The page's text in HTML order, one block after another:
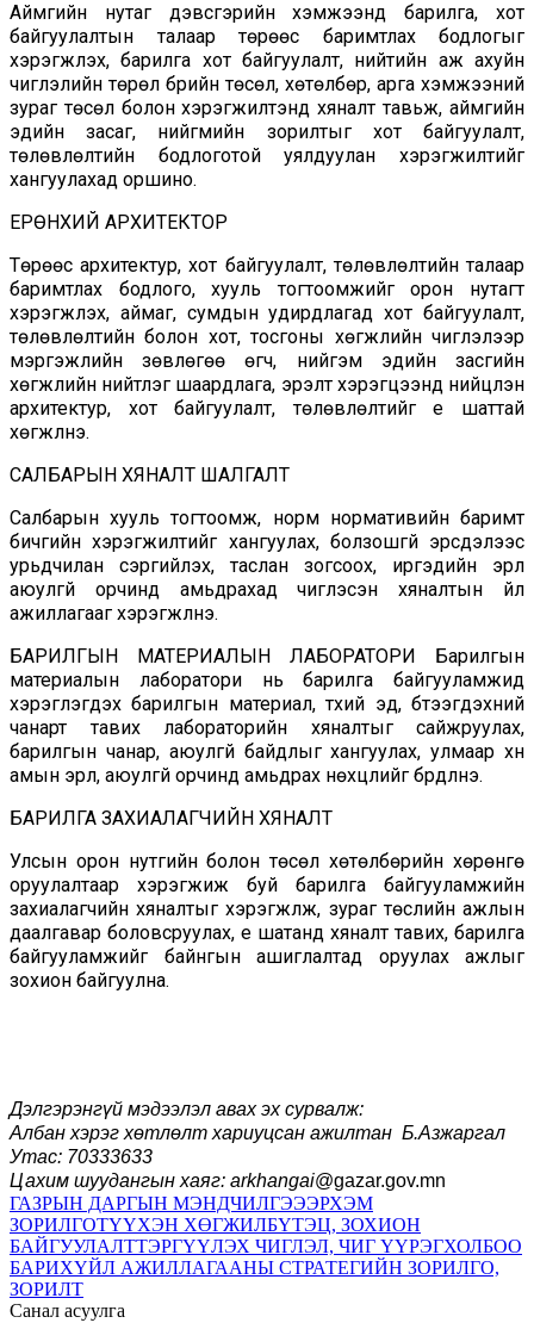
Аймгийн нутаг дэвсгэрийн хэмжээнд барилга, хот
байгуулалтын талаар төрөөс баримтлах бодлогыг
хэрэгжүүлэх, барилга хот байгуулалт, нийтийн аж ахуйн
чиглэлийн төрөл бүрийн төсөл, хөтөлбөр, арга хэмжээний
зураг төсөл болон хэрэгжилтэнд хяналт тавьж, аймгийн
эдийн засаг, нийгмийн зорилтыг хот байгуулалт,
төлөвлөлтийн бодлоготой уялдуулан хэрэгжилтийг
хангуулахад оршино.
ЕРӨНХИЙ АРХИТЕКТОР
Төрөөс архитектур, хот байгуулалт, төлөвлөлтийн талаар
баримтлах бодлого, хууль тогтоомжийг орон нутагт
хэрэгжүүлэх, аймаг, сумдын удирдлагад хот байгуулалт,
төлөвлөлтийн болон хот, тосгоны хөгжлийн чиглэлээр
мэргэжлийн зөвлөгөө өгч, нийгэм эдийн засгийн
хөгжлийн нийтлэг шаардлага, эрэлт хэрэгцээнд нийцүүлэн
архитектур, хот байгуулалт, төлөвлөлтийг үе шаттай
хөгжүүлнэ.
САЛБАРЫН ХЯНАЛТ ШАЛГАЛТ
Салбарын хууль тогтоомж, норм нормативийн баримт
бичгийн хэрэгжилтийг хангуулах, болзошгүй эрсдэлээс
урьдчилан сэргийлэх, таслан зогсоох, иргэдийн эрүүл
аюулгүй орчинд амьдрахад чиглэсэн хяналтын үйл
ажиллагааг хэрэгжүүлнэ.
БАРИЛГЫН МАТЕРИАЛЫН ЛАБОРАТОРИ Барилгын
материалын лаборатори нь барилга байгууламжид
хэрэглэгдэх барилгын материал, түүхий эд, бүтээгдэхүүний
чанарт тавих лабораторийн хяналтыг сайжруулах,
барилгын чанар, аюулгүй байдлыг хангуулах, улмаар хүн
амын эрүүл, аюулгүй орчинд амьдрах нөхцлийг бүрдүүлнэ.
БАРИЛГА ЗАХИАЛАГЧИЙН ХЯНАЛТ
Улсын орон нутгийн болон төсөл хөтөлбөрийн хөрөнгө
оруулалтаар хэрэгжиж буй барилга байгууламжийн
захиалагчийн хяналтыг хэрэгжүүлж, зураг төслийн ажлын
даалгавар боловсруулах, үе шатанд хяналт тавих, барилга
байгууламжийг байнгын ашиглалтад оруулах ажлыг
зохион байгуулна.
Дэлгэрэнгүй мэдээлэл авах эх сурвалж:
Албан хэрэг хөтлөлт хариуцсан ажилтан Б.Азжаргал
Утас: 70333633
Цахим шуудангын хаяг: arkhangai@gazar.gov.mn
ГАЗРЫН ДАРГЫН МЭНДЧИЛГЭЭЭРХЭМ
ЗОРИЛГОТҮҮХЭН ХӨГЖИЛБҮТЭЦ, ЗОХИОН
БАЙГУУЛАЛТТЭРГҮҮЛЭХ ЧИГЛЭЛ, ЧИГ ҮҮРЭГХОЛБОО
БАРИХҮЙЛ АЖИЛЛАГААНЫ СТРАТЕГИЙН ЗОРИЛГО,
ЗОРИЛТ
Санал асуулга